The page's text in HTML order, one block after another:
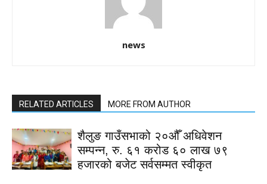
news
RELATED ARTICLES MORE FROM AUTHOR
शैलुङ गाउँसभाको २०औँ अधिवेशन
सम्पन्न, रु. ६१ करोड ६० लाख ७९
हजारको बजेट सर्वसम्मत स्वीकृत